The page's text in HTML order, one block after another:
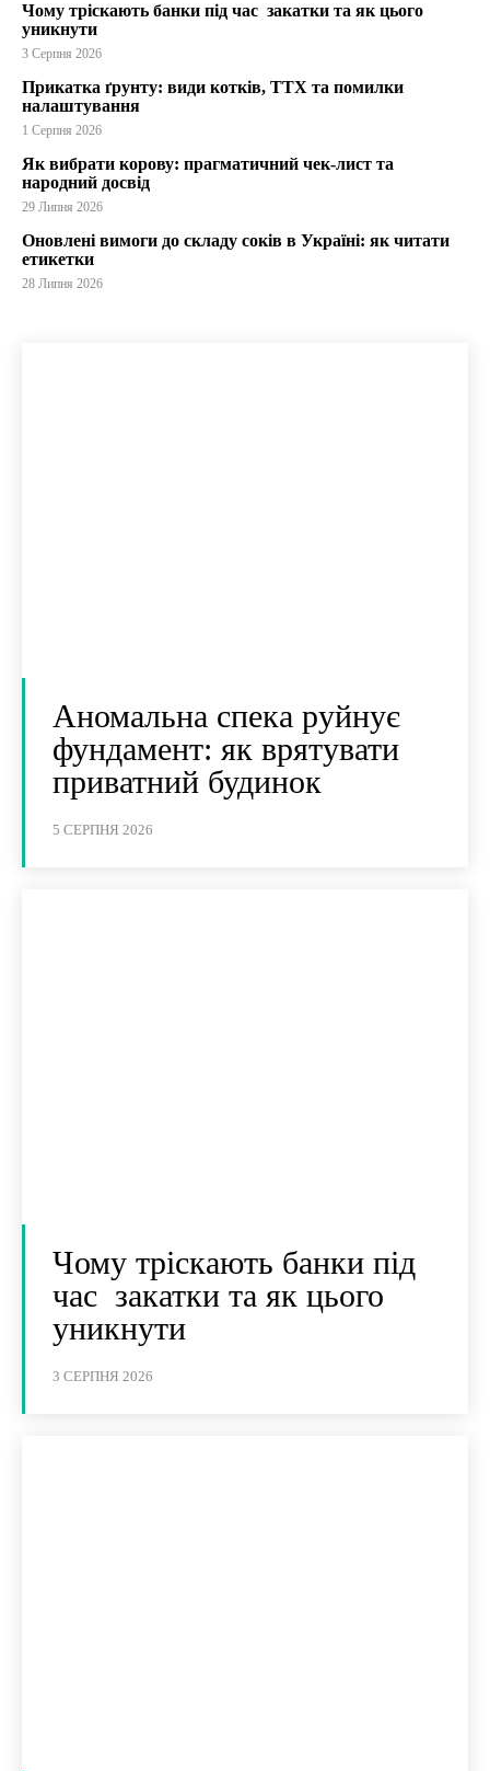
Чому тріскають банки під час закатки та як цього
уникнути
3 Серпня 2026
Прикатка ґрунту: види котків, ТТХ та помилки
налаштування
1 Серпня 2026
Як вибрати корову: прагматичний чек-лист та
народний досвід
29 Липня 2026
Оновлені вимоги до складу соків в Україні: як читати
етикетки
28 Липня 2026
Аномальна спека руйнує
фундамент: як врятувати
приватний будинок
5 СЕРПНЯ 2026
Чому тріскають банки під
час закатки та як цього
уникнути
3 СЕРПНЯ 2026